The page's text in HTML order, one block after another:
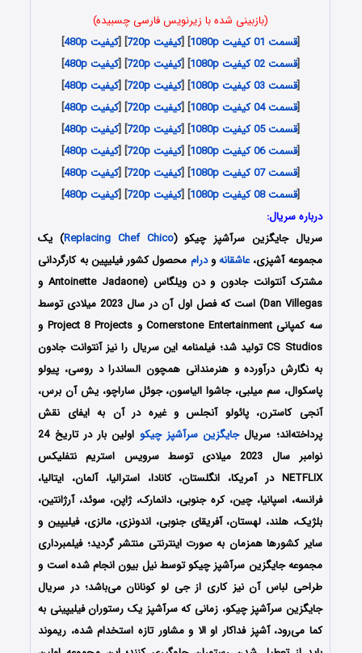
(بازبینی شده با زیرنویس فارسی چسبیده)
[قسمت 01 کیفیت 1080p ] [کیفیت 720p ] [کیفیت 480p
]
[قسمت 02 کیفیت 1080p ] [کیفیت 720p ] [کیفیت 480p
]
[قسمت 03 کیفیت 1080p ] [کیفیت 720p ] [کیفیت 480p
]
[قسمت 04 کیفیت 1080p ] [کیفیت 720p ] [کیفیت 480p
]
[قسمت 05 کیفیت 1080p ] [کیفیت 720p ] [کیفیت 480p
]
[قسمت 06 کیفیت 1080p ] [کیفیت 720p ] [کیفیت 480p
]
[قسمت 07 کیفیت 1080p ] [کیفیت 720p ] [کیفیت 480p
]
[قسمت 08 کیفیت 1080p ] [کیفیت 720p ] [کیفیت 480p
]
درباره سریال:
سریال جایگزین سرآشپز چیکو (Replacing Chef Chico) یک
مجموعه آشپزی،عاشقانهودرام محصول کشور فیلیپین به کارگردانی
مشترک آنتوانت جادون و دن ویلگاس (Antoinette Jadaone و
Dan Villegas) است که فصل اول آن در سال 2023 میلادی توسط
سه کمپانی Cornerstone Entertainment و Project 8 Projects و
CS Studios تولید شد؛ فیلمنامه این سریال را نیز آنتوانت جادون
به نگارش درآورده و هنرمندانی همچون الساندرا د روسی، پیولو
پاسکوال، سم میلبی، جاشوا الیاسون، جوئل ساراچو، یش آن برس،
آنجی کاسترن، پائولو آنجلس و غیره در آن به ایفای نقش
پرداخته‌اند؛ سریالجایگزین سرآشپز چیکو
اولین بار در تاریخ 24
نوامبر سال 2023 میلادی توسط سرویس استریم نتفلیکس
NETFLIX در آمریکا، انگلستان، کانادا، استرالیا، آلمان، ایتالیا،
فرانسه، اسپانیا، چین، کره جنوبی، دانمارک، ژاپن، سوئد، آرژانتین،
بلژیک، هلند، لهستان، آفریقای جنوبی، اندونزی، مالزی، فیلیپین و
سایر کشورها همزمان به صورت اینترنتی منتشر گردید؛ فیلمبرداری
مجموعه جایگزین سرآشپز چیکو توسط نیل بیون انجام شده است و
طراحی لباس آن نیز کاری از جی لو کونانان می‌باشد؛ در سریال
جایگزین سرآشپز چیکو، زمانی که سرآشپز یک رستوران فیلیپینی به
کما می‌رود، آشپز فداکار او الا و مشاور تازه استخدام شده، ریموند